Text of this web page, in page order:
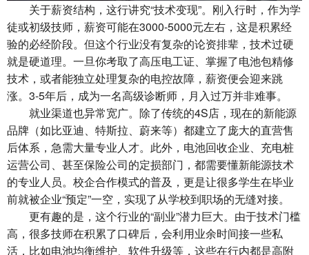
关于薪资结构，这行讲究“技术变现”。刚入行时，作为学
徒或初级技师，薪资可能在3000-5000元左右，这是积累经
验的必经阶段。但这个行业没有复杂的论资排辈，技术过硬
就是硬道理。一旦你考取了高压电工证、掌握了电池包精修
技术，或者能独立处理复杂的电控故障，薪资便会迎来跳
涨。3-5年后，成为一名高级诊断师，月入过万并非难事。
就业渠道也异常宽广。除了传统的4S店，现在的新能源
品牌（如比亚迪、特斯拉、蔚来等）都建立了庞大的直营售
后体系，急需大量专业人才。此外，电池回收企业、充电桩
运营公司、甚至保险公司的定损部门，都需要懂新能源技术
的专业人员。校企合作模式的普及，更是让很多学生在毕业
前就被企业“预定”一空，实现了从学校到职场的无缝对接。
更有趣的是，这个行业的“副业”潜力巨大。由于技术门槛
高，很多技师在积累了口碑后，会利用业余时间接一些私
活，比如电池均衡维护、软件升级等，这些在行内都是高附